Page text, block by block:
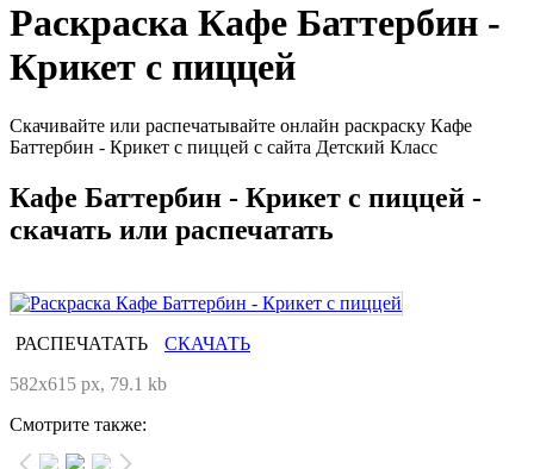
Раскраска Кафе Баттербин -
Крикет с пиццей
Скачивайте или распечатывайте онлайн раскраску Кафе
Баттербин - Крикет с пиццей с сайта Детский Класс
Кафе Баттербин - Крикет с пиццей -
скачать или распечатать
РАСПЕЧАТАТЬ
СКАЧАТЬ
582x615 px, 79.1 kb
Смотрите также: